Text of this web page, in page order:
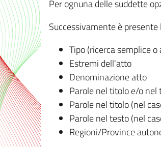
Per ognuna delle suddette
Successivamente è
Tipo (ricerca semplice o
Estremi dell'atto
Denominazione atto
Parole nel titolo e/o nel
Parole nel titolo (nel
Parole nel testo (nel
Regioni/Province